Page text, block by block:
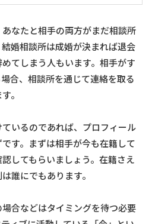
なたと相手の両方がまだ相談所
婚相談所は成婚が決まれば退会
てしまう人もいます。相手がす
合、相談所を通じて連絡を取る
。
いるのであれば、プロフィール
す。まずは相手が今も在籍して
してもらいましょう。在籍さえ
誰にでもあります。
合などはタイミングを待つ必要